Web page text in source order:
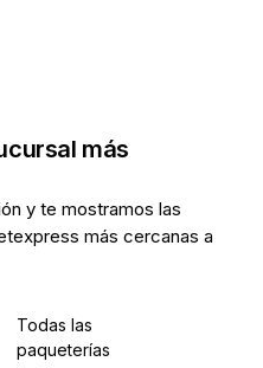
más
y te mostramos las
más cercanas a
Todas las
paqueterías